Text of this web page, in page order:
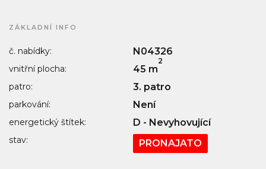
ZÁKLADNÍ INFO
č. nabídky: N04326
vnitřní plocha: 45 m
2
patro: 3. patro
parkování: Není
energetický štítek: D - Nevyhovující
stav: PRONAJATO